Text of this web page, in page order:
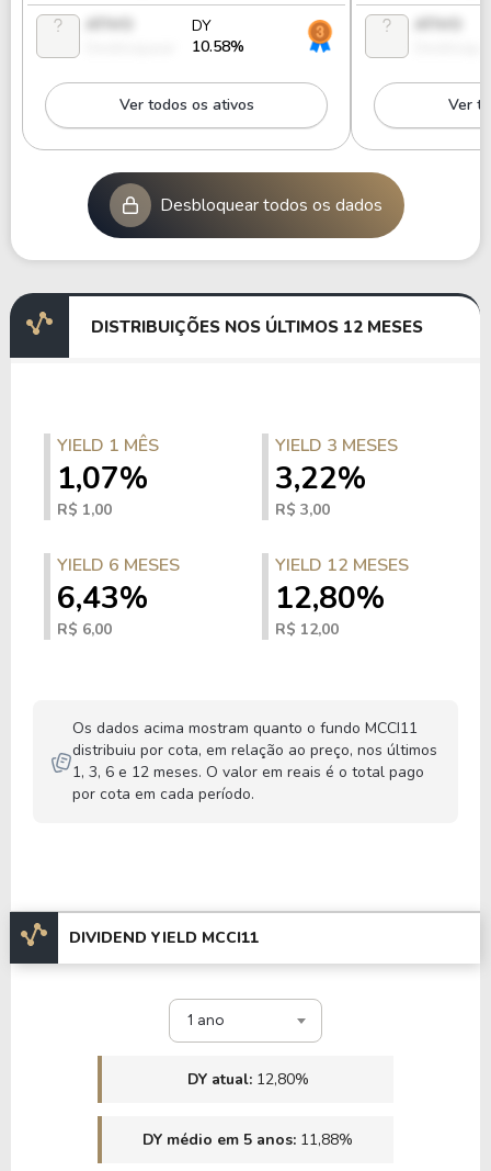
DY
10.58%
Ver todos os ativos Ver
Desbloquear todos os dados
DISTRIBUIÇÕES NOS ÚLTIMOS 12 MESES
YIELD 1 MÊS
1,07%
R$ 1,00
YIELD 3 MESES
3,22%
R$ 3,00
YIELD 6 MESES
6,43%
R$ 6,00
YIELD 12 MESES
12,80%
R$ 12,00
Os dados acima mostram quanto o fundo MCCI11
distribuiu por cota, em relação ao preço, nos últimos
1, 3, 6 e 12 meses. O valor em reais é o total pago
por cota em cada período.
DIVIDEND YIELD MCCI11
1 ano
DY atual: 12,80%
DY médio em 5 anos: 11,88%